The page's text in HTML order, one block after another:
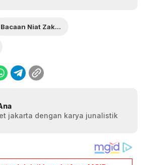
Bacaan Niat Zakat Fitrah
jakarta dengan karya junalistik